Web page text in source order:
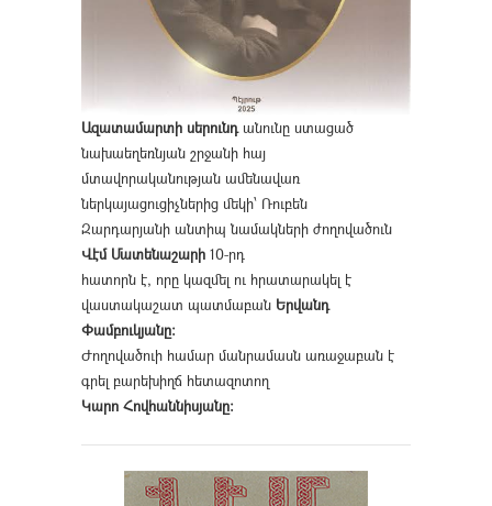
Ազատամարտի սերունդանունը ստացած
նախաեղեռնյան շրջանի հայ
մտավորականության ամենավառ
ներկայացուցիչներից մեկի՝ Ռուբեն
Զարդարյանի անտիպ նամակների ժողովածուն
Վէմ Մատենաշարի 10-րդ
հատորն է, որը կազմել ու հրատարակել է
վաստակաշատ պատմաբան Երվանդ
Փամբուկյանը։
Ժողովածուի համար մանրամասն առաջաբան է
գրել բարեխիղճ հետազոտող
Կարո Հովհաննիսյանը։